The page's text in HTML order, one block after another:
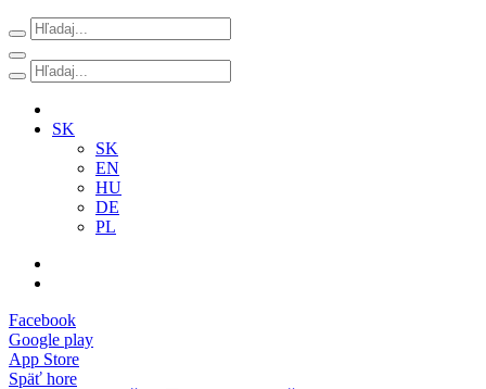
SK
SK
EN
HU
DE
PL
Facebook
Google play
App Store
Späť hore